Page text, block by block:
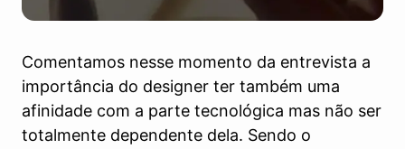
Comentamos nesse momento da entrevista a
importância do designer ter também uma
afinidade com a parte tecnológica mas não ser
totalmente dependente dela. Sendo o